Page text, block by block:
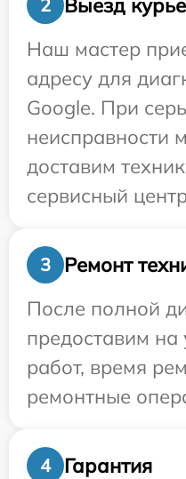
2
Выезд
Наш мастер
адресу для
Google. При
неисправности
доставим
сервисный
3
Ремонт
После полной
предоставим на
работ, время
ремонтные
4
Гарантия